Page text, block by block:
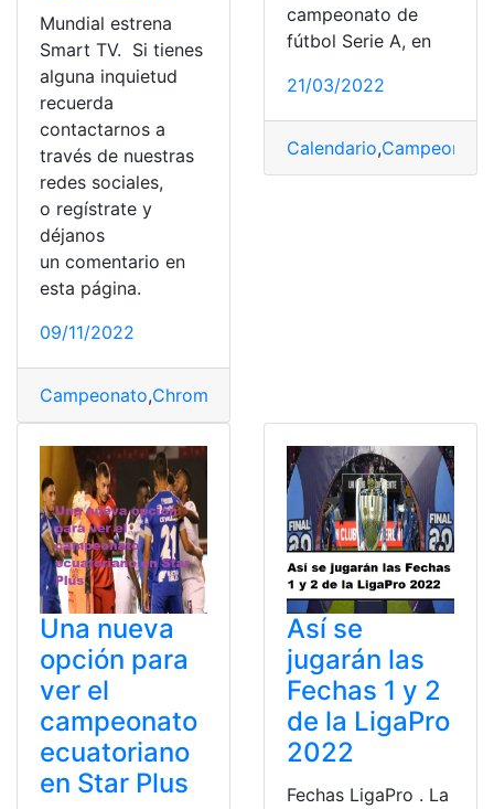
Mundial estrena
Smart TV. Si tienes
alguna inquietud
recuerda
contactarnos a
través de nuestras
redes sociales,
o regístrate y
déjanos
un comentario en
esta página.
09/11/2022
Campeonato,Chromecast
campeonato de
fútbol Serie A, en
21/03/2022
Calendario,Campeonato
Una nueva
opción para
ver el
campeonato
ecuatoriano
en Star Plus
Así se
jugarán las
Fechas 1 y 2
de la LigaPro
2022
Fechas LigaPro . La